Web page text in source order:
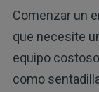
Comenzar un
que necesite
equipo
como